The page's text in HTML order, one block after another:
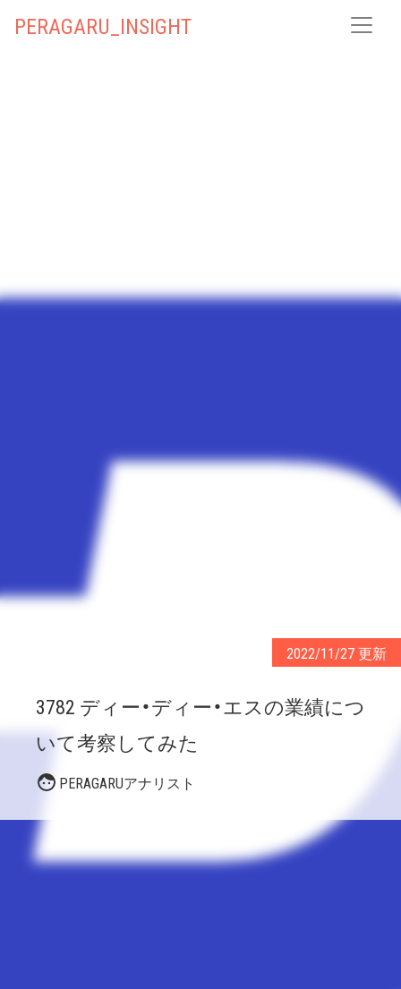
PERAGARU_INSIGHT
3782 ディー・ディー・エスの業績につ
いて考察してみた
2022/11/27 更新
PERAGARUアナリスト